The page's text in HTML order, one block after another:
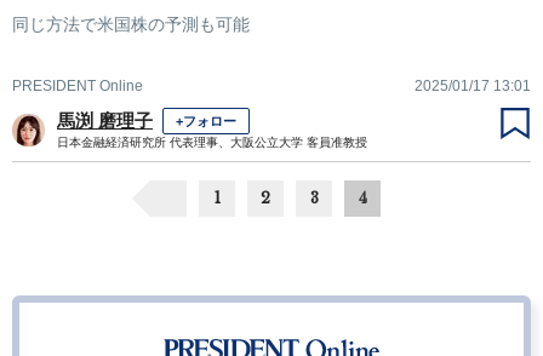
同じ方法で米国株の予測も可能
PRESIDENT Online 2025/01/17 13:01
馬渕 磨理子 +フォロー
日本金融経済研究所 代表理事、大阪公立大学 客員准教授
1 2 3 4